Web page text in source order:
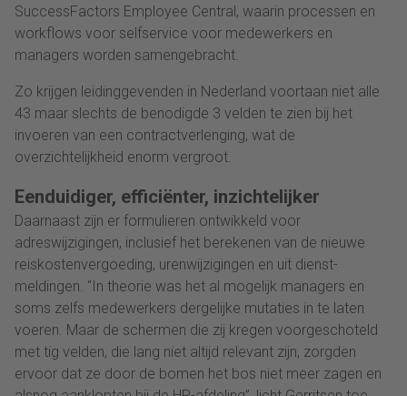
SuccessFactors Employee Central, waarin processen en
workflows voor selfservice voor medewerkers en
managers worden samengebracht.
Zo krijgen leidinggevenden in Nederland voortaan niet alle
43 maar slechts de benodigde 3 velden te zien bij het
invoeren van een contractverlenging, wat de
overzichtelijkheid enorm vergroot.
Eenduidiger, efficiënter, inzichtelijker
Daarnaast zijn er formulieren ontwikkeld voor
adreswijzigingen, inclusief het berekenen van de nieuwe
reiskostenvergoeding, urenwijzigingen en uit dienst-
meldingen. “In theorie was het al mogelijk managers en
soms zelfs medewerkers dergelijke mutaties in te laten
voeren. Maar de schermen die zij kregen voorgeschoteld
met tig velden, die lang niet altijd relevant zijn, zorgden
ervoor dat ze door de bomen het bos niet meer zagen en